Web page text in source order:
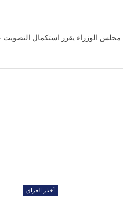
مجلس الوزراء يقرر استكمال التصويت على موازنة
أخبار العراق